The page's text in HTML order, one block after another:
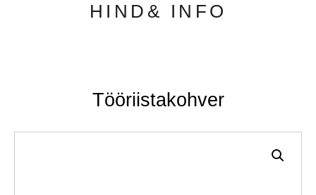
HIND & INFO
Tööriistakohver